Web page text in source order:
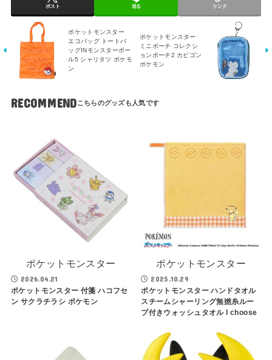
ポスト 送る リンク
ポケットモンスター
エコバッグ トートバ
ッグINモンスターボー
ル5 シャリタツ ポケモ
ン
ポケットモンスター
ミニポーチ コレクシ
ョンポーチ2 カビゴン
ポケモン
RECOMMEND
ポケットモンスター
2026.04.21
ポケットモンスター 付箋 ハコフセ
ン サクラチラシ ポケモン
ポケットモンスター
2025.10.29
ポケットモンスター ハンドタオル
スチームシャーリング無撚糸ルー
プ付きウォッシュタオル I choose